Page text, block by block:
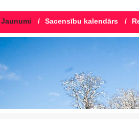
Jaunumi / Sacensību kalendārs /